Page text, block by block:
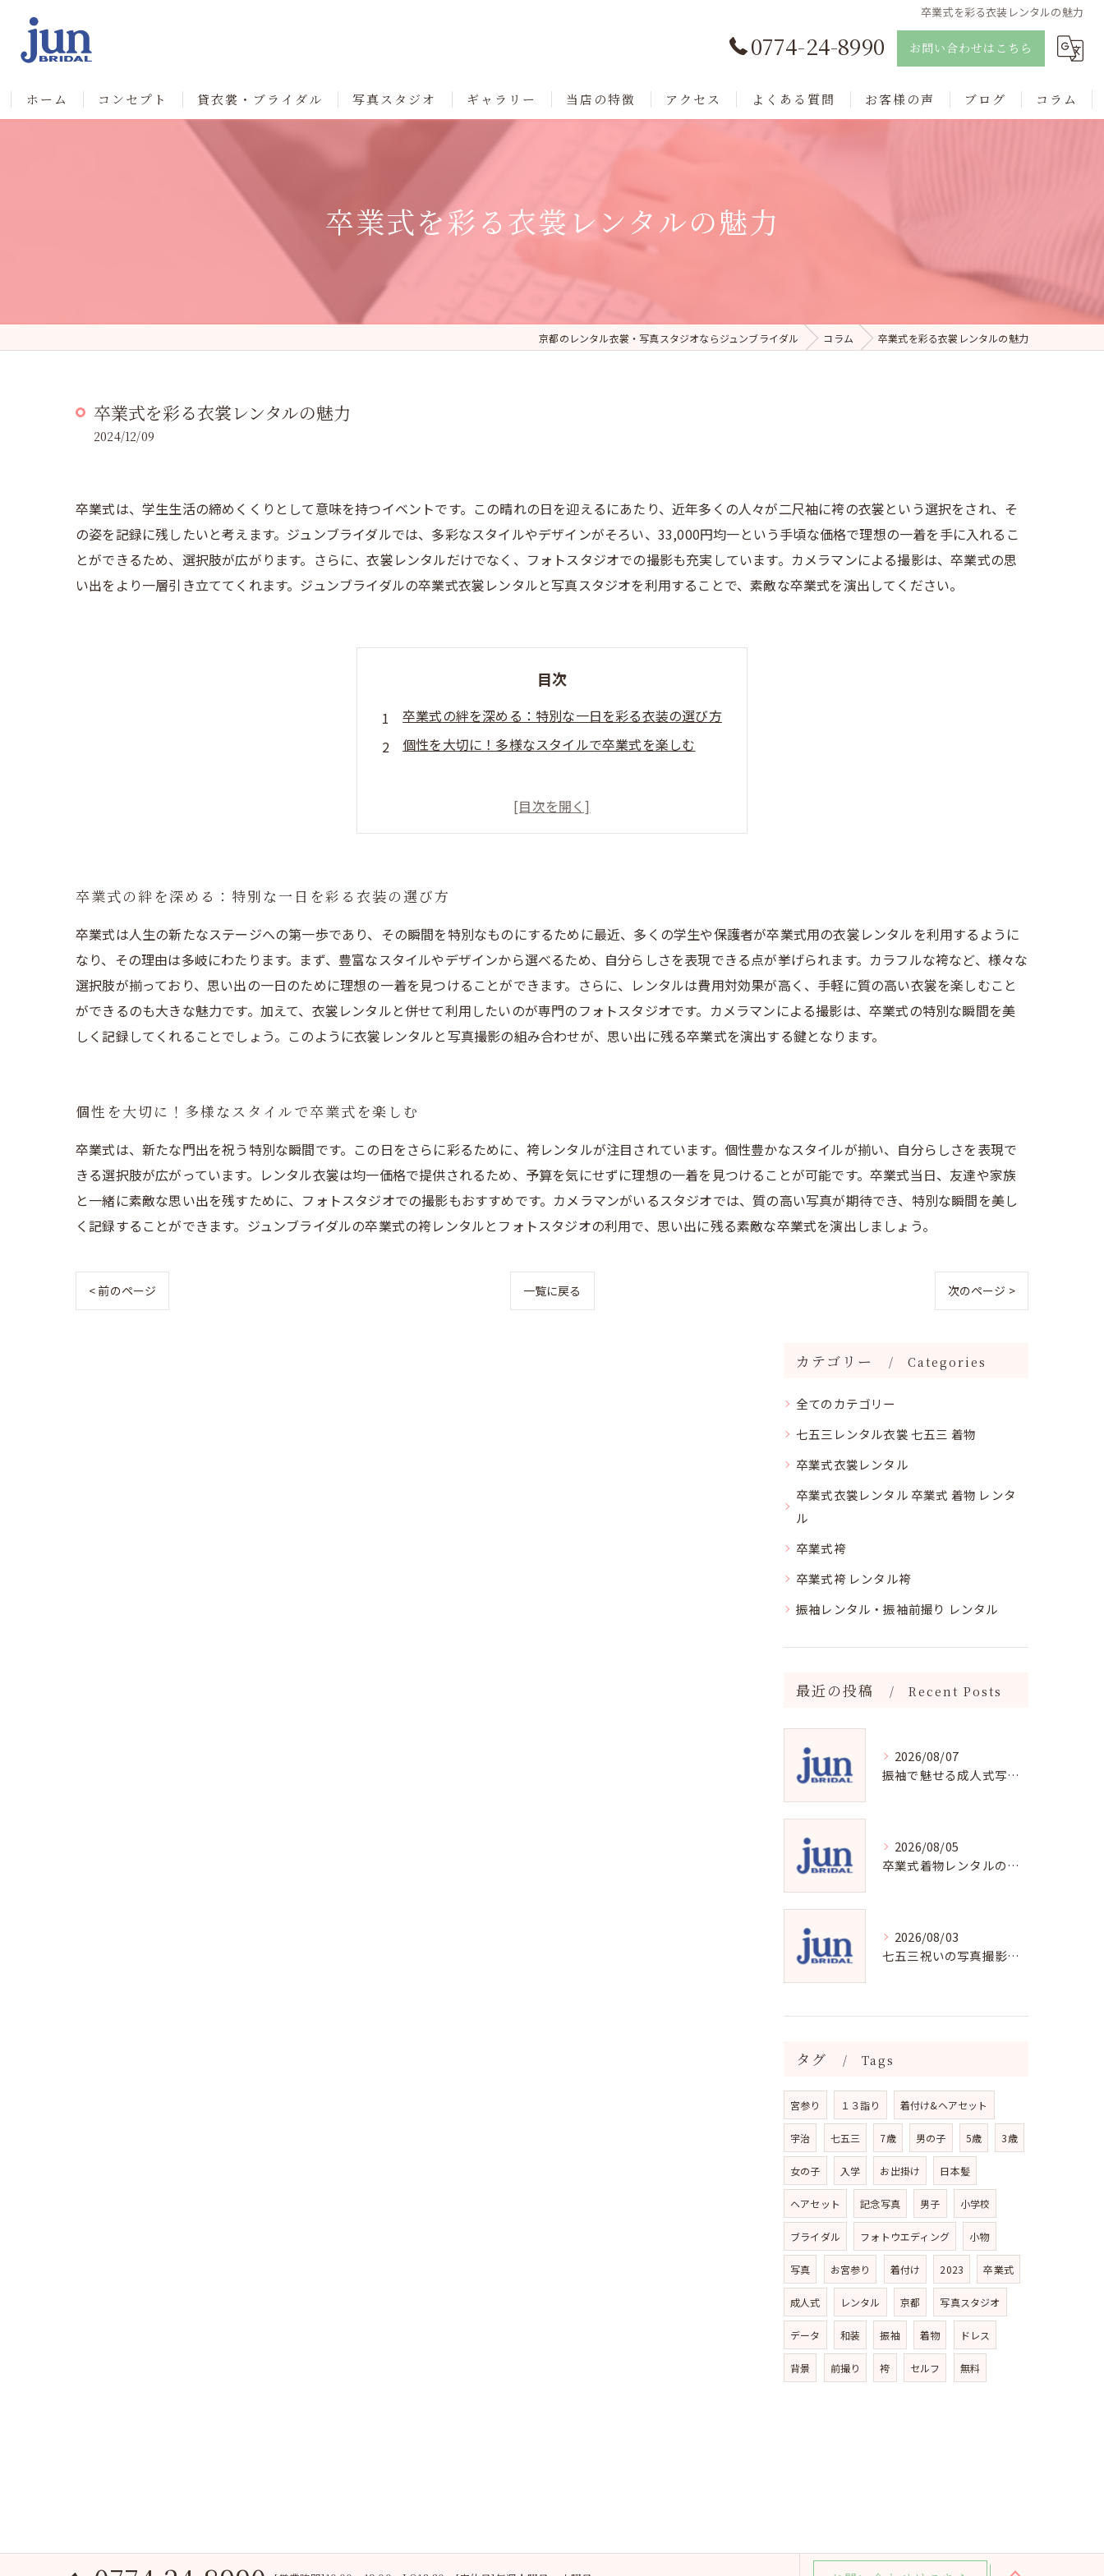
卒業式を彩る衣装レンタルの魅力
0774-24-8990 お問い合わせはこちら
ホーム コンセプト 貸衣裳・ブライダル 写真スタジオ ギャラリー 当店の特徴
卒業
アクセス よくある質問 お客様の声 ブログ コラム
卒業式を彩る衣裳レンタルの魅力
京都のレンタル衣裳・写真スタジオならジュンブライダル コラム 卒業式を彩る衣裳レンタルの魅力
卒業式を彩る衣裳レンタルの魅力
2024/12/09
卒業式は、学生生活の締めくくりとして意味を持つイベントです。この晴れの日を迎えるにあたり、近年多くの人々が二尺袖に袴の衣裳という選択をされ、そ
の姿を記録に残したいと考えます。ジュンブライダルでは、多彩なスタイルやデザインがそろい、33,000円均一という手頃な価格で理想の一着を手に入れるこ
とができるため、選択肢が広がります。さらに、衣裳レンタルだけでなく、フォトスタジオでの撮影も充実しています。カメラマンによる撮影は、卒業式の思
い出をより一層引き立ててくれます。ジュンブライダルの卒業式衣裳レンタルと写真スタジオを利用することで、素敵な卒業式を演出してください。
目次
卒業式の絆を深める：特別な一日を彩る衣装の選び方
個性を大切に！多様なスタイルで卒業式を楽しむ
卒業式の絆を深める：特別な一日を彩る衣装の選び方
卒業式は人生の新たなステージへの第一歩であり、その瞬間を特別なものにするために最近、多くの学生や保護者が卒業式用の衣裳レンタルを利用するように
なり、その理由は多岐にわたります。まず、豊富なスタイルやデザインから選べるため、自分らしさを表現できる点が挙げられます。カラフルな袴など、様々な
選択肢が揃っており、思い出の一日のために理想の一着を見つけることができます。さらに、レンタルは費用対効果が高く、手軽に質の高い衣裳を楽しむこと
ができるのも大きな魅力です。加えて、衣裳レンタルと併せて利用したいのが専門のフォトスタジオです。カメラマンによる撮影は、卒業式の特別な瞬間を美
しく記録してくれることでしょう。このように衣裳レンタルと写真撮影の組み合わせが、思い出に残る卒業式を演出する鍵となります。
個性を大切に！多様なスタイルで卒業式を楽しむ
卒業式は、新たな門出を祝う特別な瞬間です。この日をさらに彩るために、袴レンタルが注目されています。個性豊かなスタイルが揃い、自分らしさを表現で
きる選択肢が広がっています。レンタル衣裳は均一価格で提供されるため、予算を気にせずに理想の一着を見つけることが可能です。卒業式当日、友達や家族
と一緒に素敵な思い出を残すために、フォトスタジオでの撮影もおすすめです。カメラマンがいるスタジオでは、質の高い写真が期待でき、特別な瞬間を美し
く記録することができます。ジュンブライダルの卒業式の袴レンタルとフォトスタジオの利用で、思い出に残る素敵な卒業式を演出しましょう。
< 前のページ 一覧に戻る 次のページ >
カテゴリー Categories
全てのカテゴリー
七五三レンタル衣裳 七五三 着物
卒業式衣裳レンタル
卒業式衣裳レンタル 卒業式 着物 レンタ
ル
卒業式袴
卒業式袴 レンタル袴
振袖レンタル・振袖前撮り レンタル
最近の投稿 Recent Posts
2026/08/07
振袖で魅せる成人式写真の魅力と撮影ポイント
2026/08/05
卒業式着物レンタルの選び方と魅力
2026/08/03
七五三祝いの写真撮影で残す成長の瞬間
タグ Tags
宮参り １３詣り 着付け&ヘアセット
宇治 七五三 7歳 男の子 5歳 3歳
女の子 入学 お出掛け 日本髪
ヘアセット 記念写真 男子 小学校
ブライダル フォトウエディング 小物
写真 お宮参り 着付け 2023 卒業式
成人式 レンタル 京都 写真スタジオ
データ 和装 振袖 着物 ドレス
背景 前撮り 袴 セルフ 無料